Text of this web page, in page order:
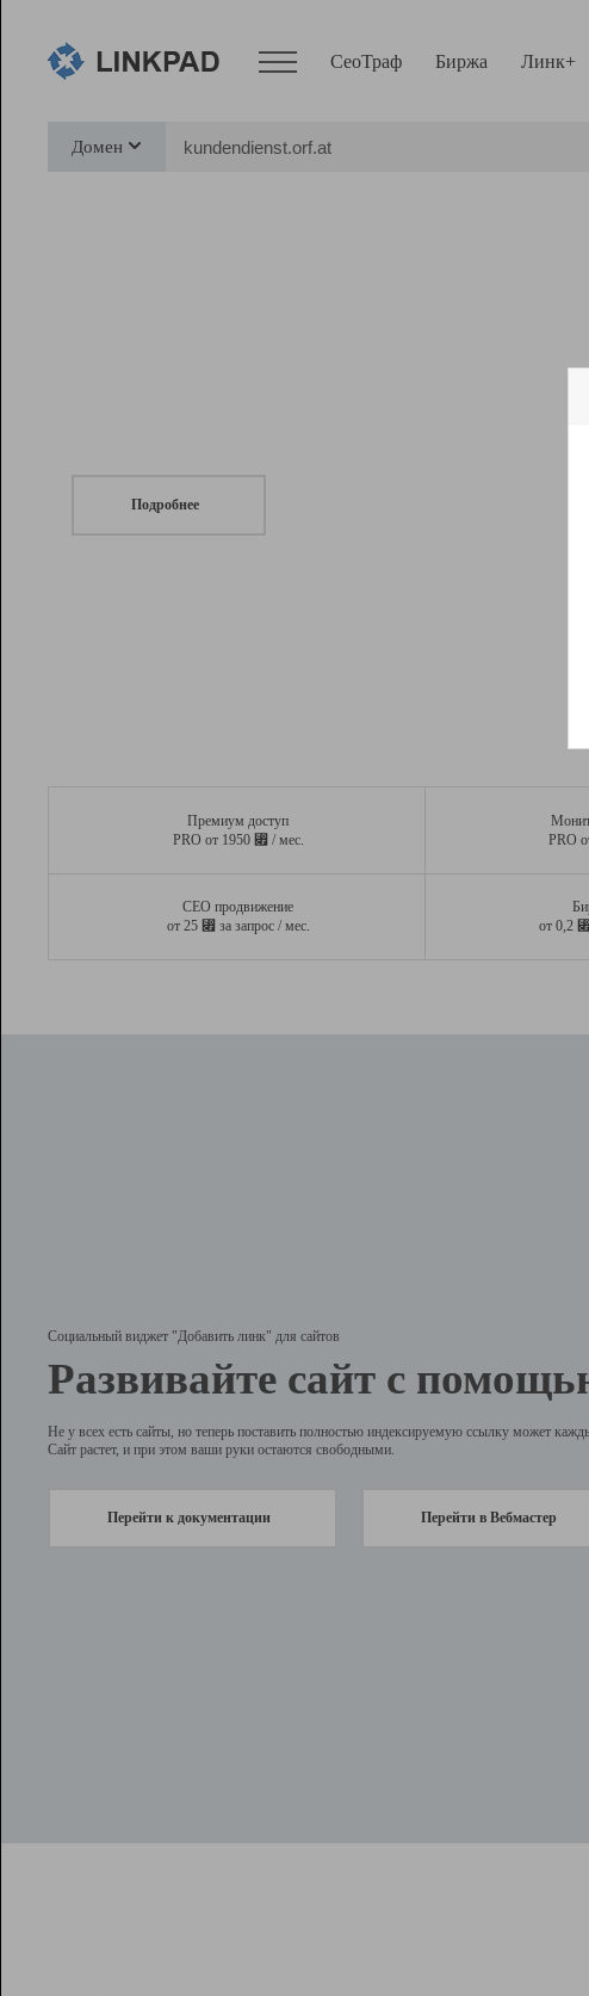
СеоТраф Биржа Линк+
Домен
Подробнее
Премиум доступ
PRO от 1950 ⃏ / мес.
PRO
СЕО продвижение
от 25 ⃏ за запрос / мес.
от 0,2 ⃏
Социальный виджет "Добавить линк" для сайтов
Развивайте сайт с
Не у всех есть сайты, но теперь поставить полностью индексируемую ссылку может
Сайт растет, и при этом ваши руки остаются свободными.
Перейти к документации Перейти в Вебмастер